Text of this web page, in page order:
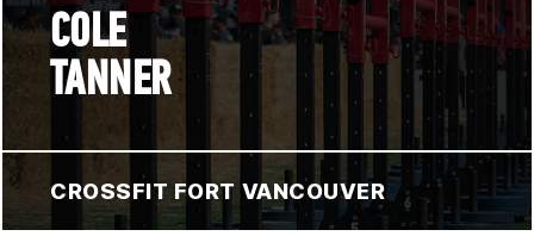
COLE
TANNER
CROSSFIT FORT VANCOUVER